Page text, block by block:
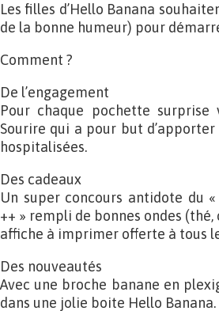
Les filles d’Hello Banana
de la bonne humeur) pour
Comment ?
De l’engagement
Pour chaque pochette surprise
Sourire qui a pour but
hospitalisées.
Des cadeaux
Un super concours antidote du
++ » rempli de bonnes ondes
affiche à imprimer offerte à tous
Des nouveautés
Avec une broche banane en
dans une jolie boite Hello Banana.